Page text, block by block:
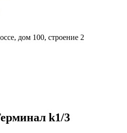
дом 100, строение 2
k1/3